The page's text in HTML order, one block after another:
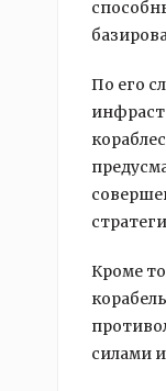
По его
Кроме
силами